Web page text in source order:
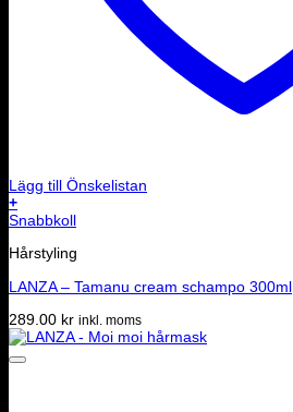
Lägg till Önskelistan
+
Snabbkoll
Hårstyling
LANZA – Tamanu cream schampo 300ml
289.00 kr inkl. moms